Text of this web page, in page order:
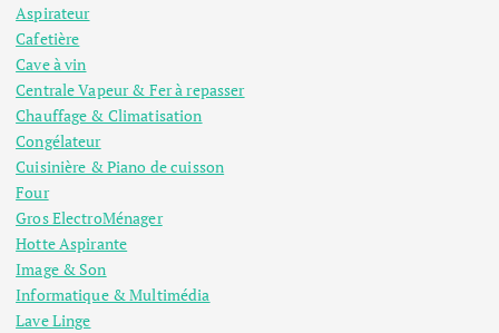
Aspirateur
Cafetière
Cave à vin
Centrale Vapeur & Fer à repasser
Chauffage & Climatisation
Congélateur
Cuisinière & Piano de cuisson
Four
Gros ElectroMénager
Hotte Aspirante
Image & Son
Informatique & Multimédia
Lave Linge